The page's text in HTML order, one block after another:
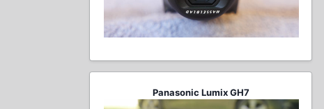
Panasonic Lumix GH7